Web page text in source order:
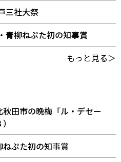
三社大祭
柳ねぷた初の知事賞
もっと見る＞
田市の晩梅「ル・デセー
ぷた初の知事賞